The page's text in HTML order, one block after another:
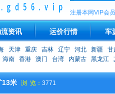
注册本网VIP会
资讯 运价行情 车
天津 重庆 吉林 辽宁 河北 新疆 甘
海南 香港 澳门 台湾 内蒙古 黑龙江
13米 浏 览： 3771